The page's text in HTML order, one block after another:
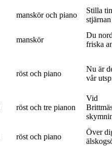
manskör och piano
Stilla
stjärnan
manskör
Du
friska
röst och piano
Nu är
vår
röst och tre pianon
Vid
röst och piano
Över